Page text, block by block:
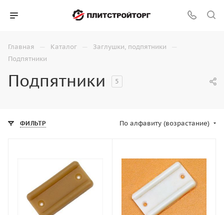
Главная — Каталог — Заглушки, подпятники —
Подпятники
Подпятники 5
ФИЛЬТР По алфавиту (возрастание)